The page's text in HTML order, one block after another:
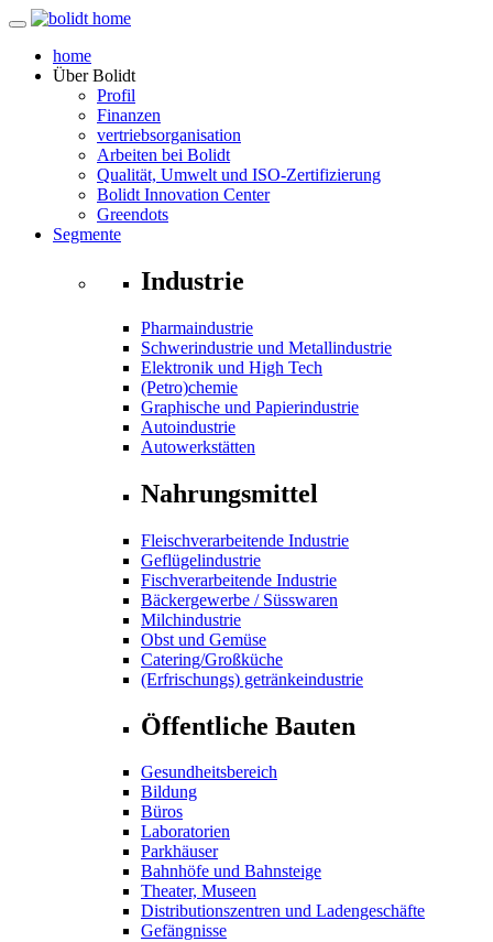
home
ÜberBolidt
Profil
Finanzen
vertriebsorganisation
Arbeiten bei Bolidt
Qualität, Umwelt und ISO-Zertifizierung
Bolidt Innovation Center
Greendots
Segmente
Industrie
Pharmaindustrie
Schwerindustrie und Metallindustrie
Elektronik und High Tech
(Petro)chemie
Graphische und Papierindustrie
Autoindustrie
Autowerkstätten
Nahrungsmittel
Fleischverarbeitende Industrie
Geflügelindustrie
Fischverarbeitende Industrie
Bäckergewerbe / Süsswaren
Milchindustrie
Obst und Gemüse
Catering/Großküche
(Erfrischungs) getränkeindustrie
Öffentliche Bauten
Gesundheitsbereich
Bildung
Büros
Laboratorien
Parkhäuser
Bahnhöfe und Bahnsteige
Theater, Museen
Distributionszentren und Ladengeschäfte
Gefängnisse